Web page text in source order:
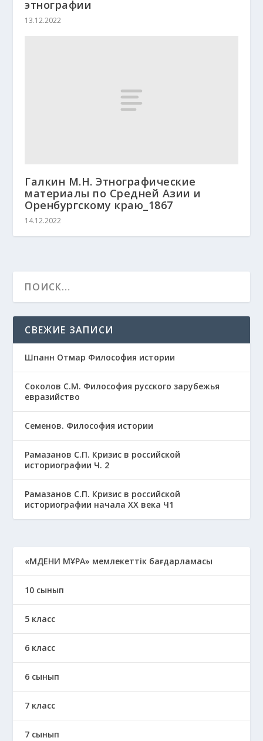
этнографии
13.12.2022
Галкин М.Н. Этнографические
материалы по Средней Азии и
Оренбургскому краю_1867
14.12.2022
СВЕЖИЕ ЗАПИСИ
Шпанн Отмар Философия истории
Соколов С.М. Философия русского зарубежья
евразийство
Семенов. Философия истории
Рамазанов С.П. Кризис в российской
историографии Ч. 2
Рамазанов С.П. Кризис в российской
историографии начала ХХ века Ч1
«МӘДЕНИ МҰРА» мемлекеттік бағдарламасы
10 сынып
5 класс
6 класс
6 сынып
7 класс
7 сынып